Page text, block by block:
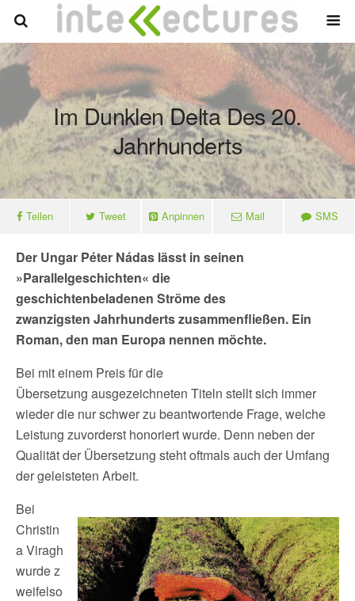
Im Dunklen Delta Des 20.
Jahrhunderts
Teilen Tweet Anpinnen Mail SMS
Der Ungar Péter Nádas lässt in seinen
»Parallelgeschichten« die
geschichtenbeladenen Ströme des
zwanzigsten Jahrhunderts zusammenfließen. Ein
Roman, den man Europa nennen möchte.
Bei mit einem Preis für die
Übersetzung ausgezeichneten Titeln stellt sich immer
wieder die nur schwer zu beantwortende Frage, welche
Leistung zuvorderst honoriert wurde. Denn neben der
Qualität der Übersetzung steht oftmals auch der Umfang
der geleisteten Arbeit.
Bei
Christin
a Viragh
wurde z
weifelso